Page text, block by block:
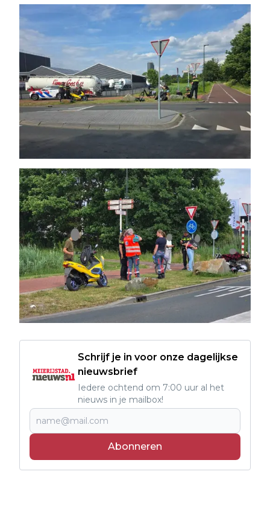
Schrijf je in voor onze dagelijkse
nieuwsbrief
Iedere ochtend om 7:00 uur al het
nieuws in je mailbox!
Abonneren